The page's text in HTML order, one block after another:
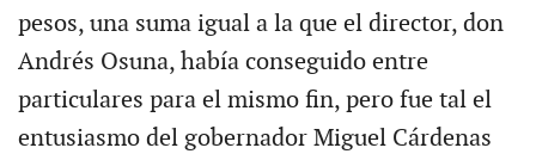
pesos, una suma igual a la que el director, don
Andrés Osuna, había conseguido entre
particulares para el mismo fin, pero fue tal el
entusiasmo del gobernador Miguel Cárdenas